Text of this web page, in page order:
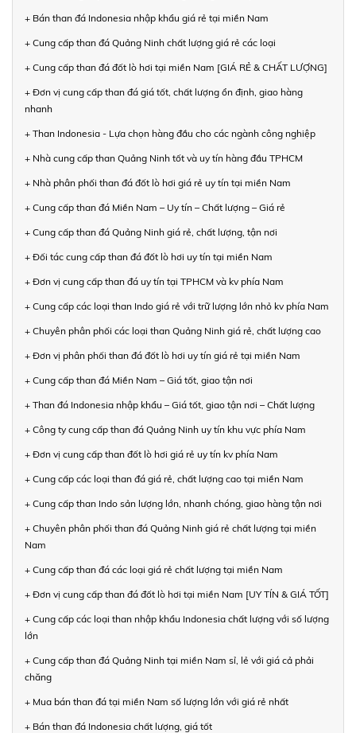
+ Bán than đá Indonesia nhập khẩu giá rẻ tại miền Nam
+ Cung cấp than đá Quảng Ninh chất lượng giá rẻ các loại
+ Cung cấp than đá đốt lò hơi tại miền Nam [GIÁ RẺ & CHẤT LƯỢNG]
+ Đơn vị cung cấp than đá giá tốt, chất lượng ổn định, giao hàng
nhanh
+ Than Indonesia - Lựa chọn hàng đầu cho các ngành công nghiệp
+ Nhà cung cấp than Quảng Ninh tốt và uy tín hàng đầu TPHCM
+ Nhà phân phối than đá đốt lò hơi giá rẻ uy tín tại miền Nam
+ Cung cấp than đá Miền Nam – Uy tín – Chất lượng – Giá rẻ
+ Cung cấp than đá Quảng Ninh giá rẻ, chất lượng, tận nơi
+ Đối tác cung cấp than đá đốt lò hơi uy tín tại miền Nam
+ Đơn vị cung cấp than đá uy tín tại TPHCM và kv phía Nam
+ Cung cấp các loại than Indo giá rẻ với trữ lượng lớn nhỏ kv phía Nam
+ Chuyên phân phối các loại than Quảng Ninh giá rẻ, chất lượng cao
+ Đơn vị phân phối than đá đốt lò hơi uy tín giá rẻ tại miền Nam
+ Cung cấp than đá Miền Nam – Giá tốt, giao tận nơi
+ Than đá Indonesia nhập khẩu – Giá tốt, giao tận nơi – Chất lượng
+ Công ty cung cấp than đá Quảng Ninh uy tín khu vực phía Nam
+ Đơn vị cung cấp than đốt lò hơi giá rẻ uy tín kv phía Nam
+ Cung cấp các loại than đá giá rẻ, chất lượng cao tại miền Nam
+ Cung cấp than Indo sản lượng lớn, nhanh chóng, giao hàng tận nơi
+ Chuyên phân phối than đá Quảng Ninh giá rẻ chất lượng tại miền
Nam
+ Cung cấp than đá các loại giá rẻ chất lượng tại miền Nam
+ Đơn vị cung cấp than đá đốt lò hơi tại miền Nam [UY TÍN & GIÁ TỐT]
+ Cung cấp các loại than nhập khẩu Indonesia chất lượng với số lượng
lớn
+ Cung cấp than đá Quảng Ninh tại miền Nam sỉ, lẻ với giá cả phải
chăng
+ Mua bán than đá tại miền Nam số lượng lớn với giá rẻ nhất
+ Bán than đá Indonesia chất lượng, giá tốt